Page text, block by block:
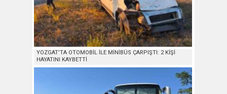
YOZGAT’TA OTOMOBİL İLE MİNİBÜS ÇARPIŞTI: 2 KİŞİ
HAYATINI KAYBETTİ